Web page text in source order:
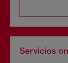
Servicios